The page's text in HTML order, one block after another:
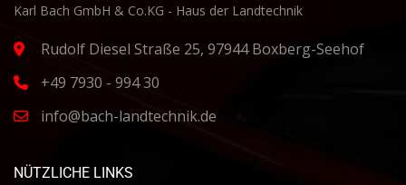
Karl Bach GmbH & Co.KG - Haus der Landtechnik
Rudolf Diesel Straße 25, 97944 Boxberg-Seehof
+49 7930 - 994 30
info@bach-landtechnik.de
NÜTZLICHE LINKS